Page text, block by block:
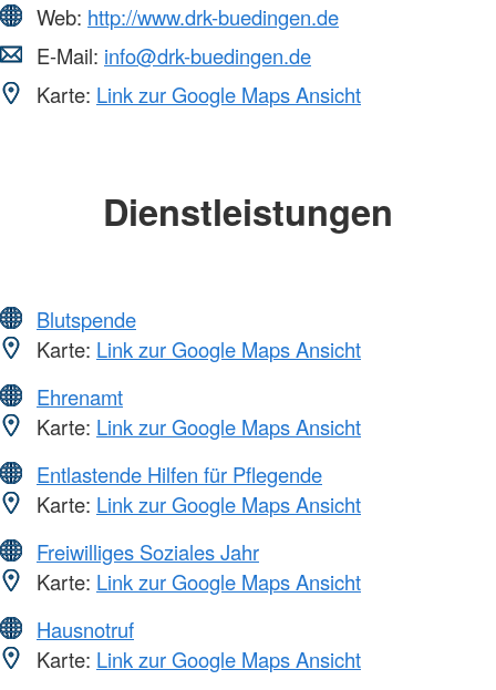
Web: http://www.drk-buedingen.de
E-Mail: info@drk-buedingen.de
Karte: Link zur Google Maps Ansicht
Dienstleistungen
Blutspende
Karte: Link zur Google Maps Ansicht
Ehrenamt
Karte: Link zur Google Maps Ansicht
Entlastende Hilfen für Pflegende
Karte: Link zur Google Maps Ansicht
Freiwilliges Soziales Jahr
Karte: Link zur Google Maps Ansicht
Hausnotruf
Karte: Link zur Google Maps Ansicht